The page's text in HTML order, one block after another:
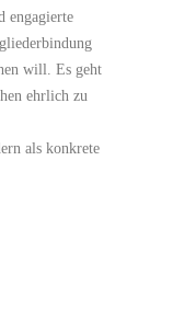
engagierte
will. Es geht
ehrlich zu
als konkrete